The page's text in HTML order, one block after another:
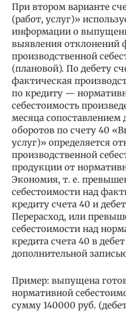
При втором варианте
(работ, услуг)»
информации о
выявления отклонений
производственной
(плановой). По дебету
фактическая
по кредиту —
себестоимость
месяца сопоставлением
оборотов по счету 40
услуг)» определяется
производственной
продукции от
Экономия, т. е.
себестоимости над
кредиту счета 40 и
Перерасход, или
себестоимости над
кредита счета 40 в
дополнительной
Пример: выпущена
нормативной
сумму 140000 руб.